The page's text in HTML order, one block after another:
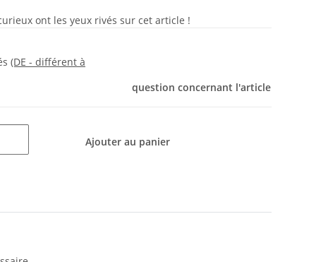
ont les yeux rivés sur cet article !
(DE - différent à
question concernant l'article
Ajouter au panier